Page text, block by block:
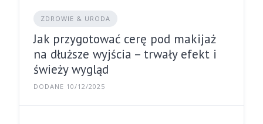
ZDROWIE & URODA
Jak przygotować cerę pod makijaż
na dłuższe wyjścia – trwały efekt i
świeży wygląd
DODANE 10/12/2025